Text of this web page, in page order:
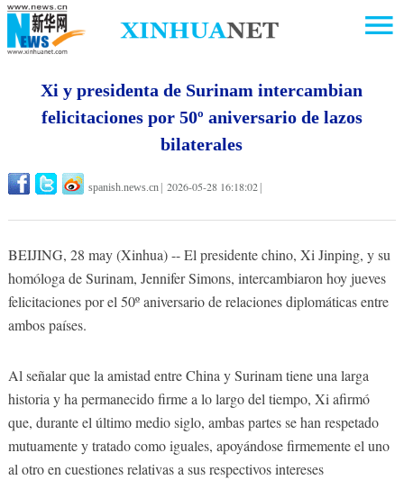
Xi y presidenta de Surinam intercambian
felicitaciones por 50º aniversario de lazos
bilaterales
spanish.news.cn 2026-05-28 16:18:02
BEIJING, 28 may (Xinhua) -- El presidente chino, Xi Jinping, y su
homóloga de Surinam, Jennifer Simons, intercambiaron hoy jueves
felicitaciones por el 50º aniversario de relaciones diplomáticas entre
ambos países.
Al señalar que la amistad entre China y Surinam tiene una larga
historia y ha permanecido firme a lo largo del tiempo, Xi afirmó
que, durante el último medio siglo, ambas partes se han respetado
mutuamente y tratado como iguales, apoyándose firmemente el uno
al otro en cuestiones relativas a sus respectivos intereses